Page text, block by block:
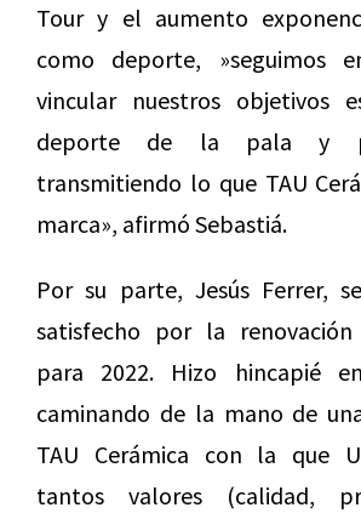
Tour y el aumento
como deporte, »seguimos
vincular nuestros objetivos
deporte de la pala y
transmitiendo lo que TAU
marca», afirmó Sebastiá.
Por su parte, Jesús Ferrer,
satisfecho por la
para 2022. Hizo hincapié
caminando de la mano de
TAU Cerámica con la que
tantos valores (calidad,